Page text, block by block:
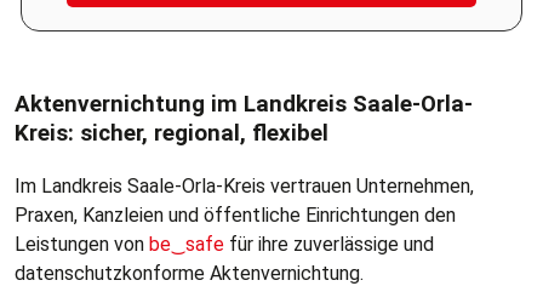
Bitte geben Sie eine gültige 5-stellige Postleitzahl ein.
Aktenvernichtung im Landkreis Saale-Orla-
Kreis: sicher, regional, flexibel
Im Landkreis Saale-Orla-Kreis vertrauen Unternehmen,
Praxen, Kanzleien und öffentliche Einrichtungen den
Leistungen von be‿safe für ihre zuverlässige und
datenschutzkonforme Aktenvernichtung.